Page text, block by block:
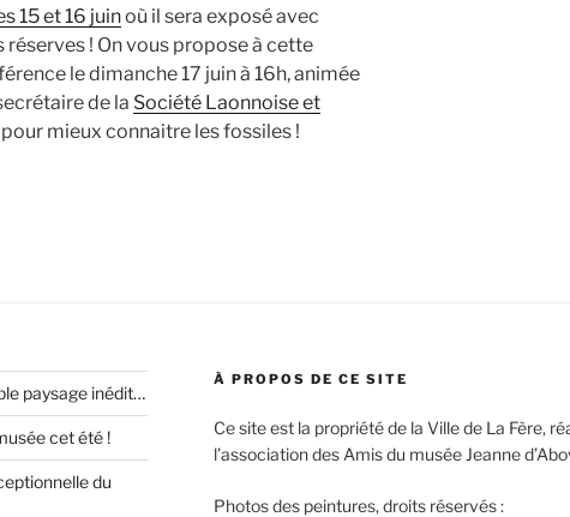
15 et 16 juinoù il sera exposé avec
réserves ! On vous propose à cette
le dimanche 17 juin à 16h, animée
de la Société Laonnoise et
pour mieux connaitre les fossiles !
paysage inédit…
cet été !
du
À PROPOS DE CE SITE
Ce site est la propriété de la Ville de La Fère,
l’association des Amis du musée Jeanne
Photos des peintures, droits réservés :